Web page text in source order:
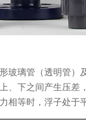
璃管（透明管）及
、下之间产生压
时，浮子处于平衡